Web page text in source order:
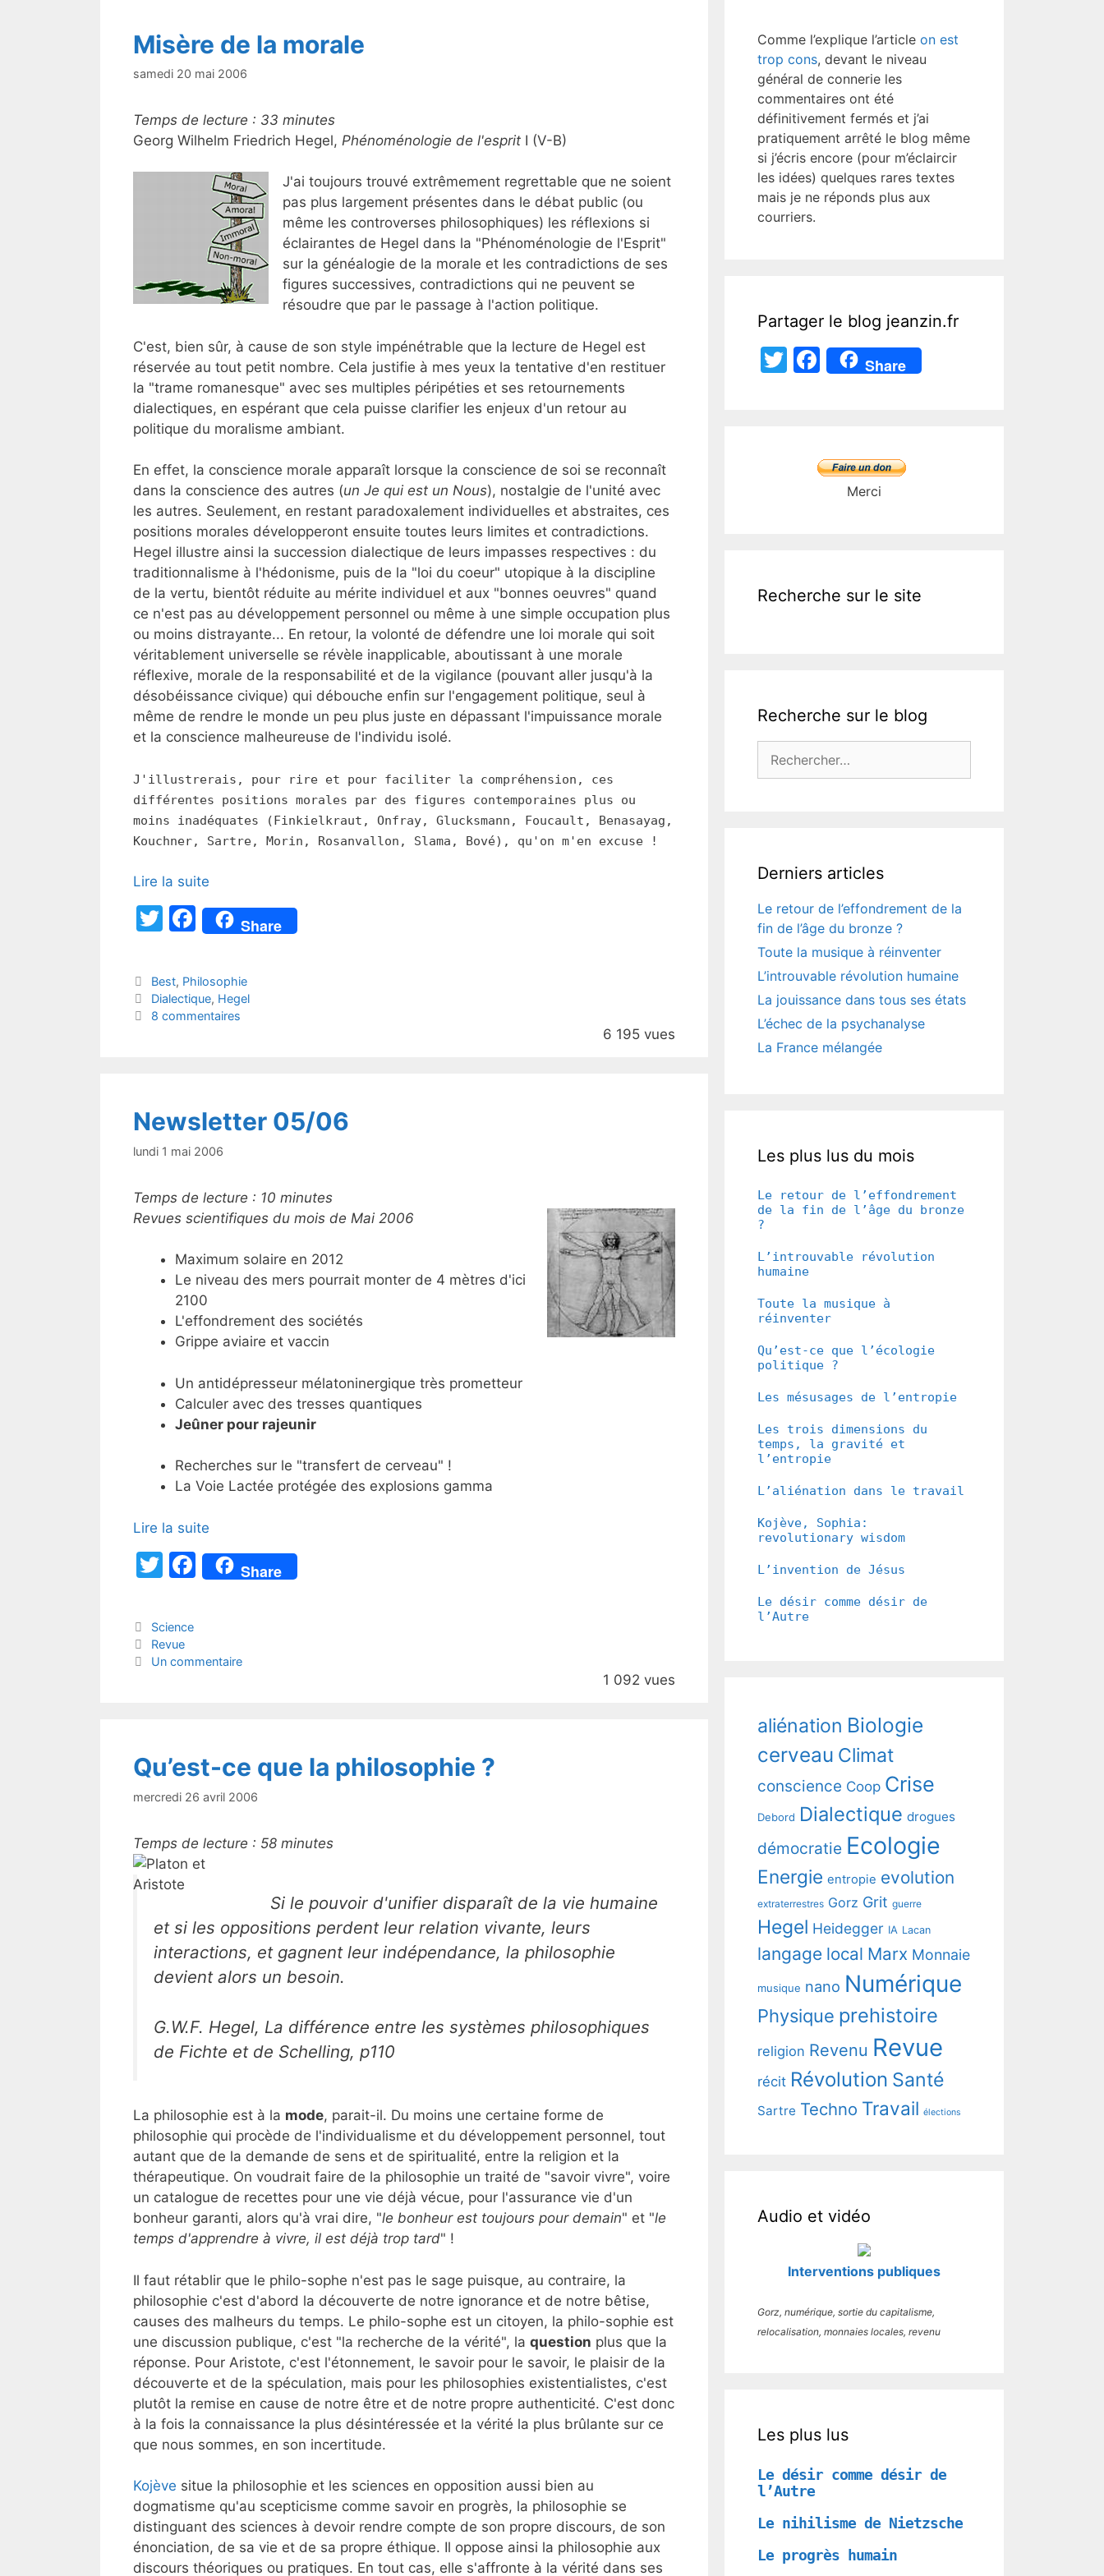
Misère de la morale
samedi 20 mai 2006
Temps de lecture : 33 minutes
Georg Wilhelm Friedrich Hegel, Phénoménologie de l'esprit I (V-B)
J'ai toujours trouvé extrêmement regrettable que ne soient
pas plus largement présentes dans le débat public (ou
même les controverses philosophiques) les réflexions si
éclairantes de Hegel dans la "Phénoménologie de l'Esprit"
sur la généalogie de la morale et les contradictions de ses
figures successives, contradictions qui ne peuvent se
résoudre que par le passage à l'action politique.
C'est, bien sûr, à cause de son style impénétrable que la lecture de Hegel est
réservée au tout petit nombre. Cela justifie à mes yeux la tentative d'en restituer
la "trame romanesque" avec ses multiples péripéties et ses retournements
dialectiques, en espérant que cela puisse clarifier les enjeux d'un retour au
politique du moralisme ambiant.
En effet, la conscience morale apparaît lorsque la conscience de soi se reconnaît
dans la conscience des autres (un Je qui est un Nous), nostalgie de l'unité avec
les autres. Seulement, en restant paradoxalement individuelles et abstraites, ces
positions morales développeront ensuite toutes leurs limites et contradictions.
Hegel illustre ainsi la succession dialectique de leurs impasses respectives : du
traditionnalisme à l'hédonisme, puis de la "loi du coeur" utopique à la discipline
de la vertu, bientôt réduite au mérite individuel et aux "bonnes oeuvres" quand
ce n'est pas au développement personnel ou même à une simple occupation plus
ou moins distrayante... En retour, la volonté de défendre une loi morale qui soit
véritablement universelle se révèle inapplicable, aboutissant à une morale
réflexive, morale de la responsabilité et de la vigilance (pouvant aller jusqu'à la
désobéissance civique) qui débouche enfin sur l'engagement politique, seul à
même de rendre le monde un peu plus juste en dépassant l'impuissance morale
et la conscience malheureuse de l'individu isolé.
J'illustrerais, pour rire et pour faciliter la compréhension, ces
différentes positions morales par des figures contemporaines plus ou
moins inadéquates (Finkielkraut, Onfray, Glucksmann, Foucault, Benasayag,
Kouchner, Sartre, Morin, Rosanvallon, Slama, Bové), qu'on m'en excuse !
Lire la suite
T
itt
er
F
a
c
e
b
Share
Catégories
Best, Philosophie
Étiquettes
Dialectique, Hegel
8 commentaires
6 195 vues
Newsletter 05/06
lundi 1 mai 2006
Temps de lecture : 10 minutes
Revues scientifiques du mois de Mai 2006
Maximum solaire en 2012
Le niveau des mers pourrait monter de 4 mètres d'ici
2100
L'effondrement des sociétés
Grippe aviaire et vaccin
Un antidépresseur mélatoninergique très prometteur
Calculer avec des tresses quantiques
Jeûner pour rajeunir
Recherches sur le "transfert de cerveau" !
La Voie Lactée protégée des explosions gamma
Lire la suite
T
itt
er
F
a
b
Share
Catégories
Science
Étiquettes
Revue
Un commentaire
1 092 vues
Qu’est-ce que la philosophie ?
mercredi 26 avril 2006
Temps de lecture : 58 minutes
Si le pouvoir d'unifier disparaît de la vie humaine
et si les oppositions perdent leur relation vivante, leurs
interactions, et gagnent leur indépendance, la philosophie
devient alors un besoin.
G.W.F. Hegel, La différence entre les systèmes philosophiques
de Fichte et de Schelling, p110
La philosophie est à la mode, parait-il. Du moins une certaine forme de
philosophie qui procède de l'individualisme et du développement personnel, tout
autant que de la demande de sens et de spiritualité, entre la religion et la
thérapeutique. On voudrait faire de la philosophie un traité de "savoir vivre", voire
un catalogue de recettes pour une vie déjà vécue, pour l'assurance vie d'un
bonheur garanti, alors qu'à vrai dire, "le bonheur est toujours pour demain" et "le
temps d'apprendre à vivre, il est déjà trop tard" !
Il faut rétablir que le philo-sophe n'est pas le sage puisque, au contraire, la
philosophie c'est d'abord la découverte de notre ignorance et de notre bêtise,
causes des malheurs du temps. Le philo-sophe est un citoyen, la philo-sophie est
une discussion publique, c'est "la recherche de la vérité", la question plus que la
réponse. Pour Aristote, c'est l'étonnement, le savoir pour le savoir, le plaisir de la
découverte et de la spéculation, mais pour les philosophies existentialistes, c'est
plutôt la remise en cause de notre être et de notre propre authenticité. C'est donc
à la fois la connaissance la plus désintéressée et la vérité la plus brûlante sur ce
que nous sommes, en son incertitude.
Kojève situe la philosophie et les sciences en opposition aussi bien au
dogmatisme qu'au scepticisme comme savoir en progrès, la philosophie se
distinguant des sciences à devoir rendre compte de son propre discours, de son
énonciation, de sa vie et de sa propre éthique. Il oppose ainsi la philosophie aux
discours théoriques ou pratiques. En tout cas, elle s'affronte à la vérité dans ses
Comme l’explique l’article on est
trop cons, devant le niveau
général de connerie les
commentaires ont été
définitivement fermés et j’ai
pratiquement arrêté le blog même
si j’écris encore (pour m’éclaircir
les idées) quelques rares textes
mais je ne réponds plus aux
courriers.
Partager le blog jeanzin.fr
T
F
b
Share
Merci
Recherche sur le site
Recherche sur le blog
Derniers articles
Le retour de l’effondrement de la
fin de l’âge du bronze ?
Toute la musique à réinventer
L’introuvable révolution humaine
La jouissance dans tous ses états
L’échec de la psychanalyse
La France mélangée
Les plus lus du mois
Le retour de l’effondrement
de la fin de l’âge du bronze
?
L’introuvable révolution
humaine
Toute la musique à
réinventer
Qu’est-ce que l’écologie
politique ?
Les mésusages de l’entropie
Les trois dimensions du
temps, la gravité et
l’entropie
L’aliénation dans le travail
Kojève, Sophia:
revolutionary wisdom
L’invention de Jésus
Le désir comme désir de
l’Autre
aliénation Biologie
cerveau Climat
conscience Coop Crise
Debord Dialectique drogues
démocratie Ecologie
Energie entropie evolution
extraterrestres Gorz Grit guerre
Hegel Heidegger IA Lacan
langage local Marx Monnaie
musique nano Numérique
Physique prehistoire
religion Revenu Revue
récit Révolution Santé
Sartre Techno Travail élections
Audio et vidéo
Interventions publiques
Gorz, numérique, sortie du capitalisme,
relocalisation, monnaies locales, revenu
Les plus lus
Le désir comme désir de
l’Autre
Le nihilisme de Nietzsche
Le progrès humain